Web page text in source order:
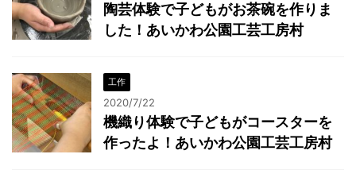
陶芸体験で子どもがお茶碗を作りま
した！あいかわ公園工芸工房村
工作
2020/7/22
機織り体験で子どもがコースターを
作ったよ！あいかわ公園工芸工房村